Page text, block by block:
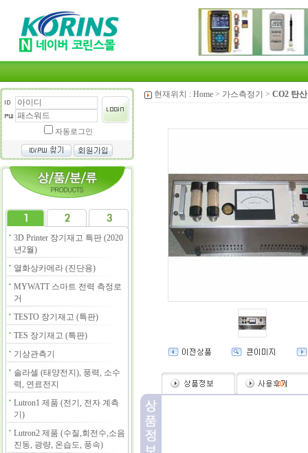
자동로그인
3D Printer 장기재고 특판 (2020
년2월)
열화상카메라 (진단용)
MYWATT 스마트 전력 측정로
거
TESTO 장기재고 (특판)
TES 장기재고 (특판)
기상관측기
솔라셀 (태양전지), 풍력, 소수
력, 연료전지
Lutron1 제품 (전기, 전자 계측
기)
Lutron2 제품 (수질,회전수,소음
진동, 광량, 온습도, 풍속)
현재위치 : Home > 가스측정기 > CO2 탄
(0)